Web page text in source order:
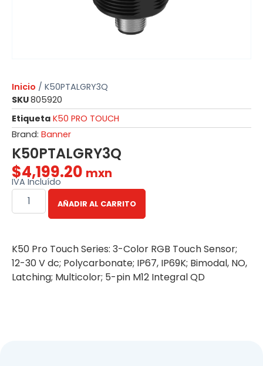
Inicio / K50PTALGRY3Q
SKU805920
Etiqueta K50 PRO TOUCH
Brand: Banner
K50PTALGRY3Q
$4,199.20 mxn
IVA Incluído
AÑADIR AL CARRITO
K50 Pro Touch Series: 3-Color RGB Touch Sensor;
12-30 V dc; Polycarbonate; IP67, IP69K; Bimodal, NO,
Latching; Multicolor; 5-pin M12 Integral QD